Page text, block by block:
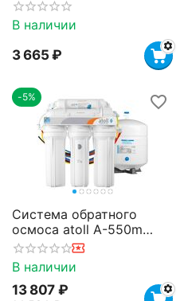
В наличии
3 665 ₽
-5%
Система обратного
осмоса atoll A-550m
STDA (без крана)
В наличии
13 807 ₽